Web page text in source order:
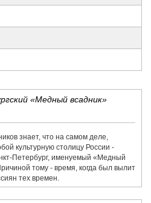
«Медный всадник»
знает, что на самом деле,
культурную столицу России -
Петербург, именуемый «Медный
тому - время, когда был вылит
тех времен.